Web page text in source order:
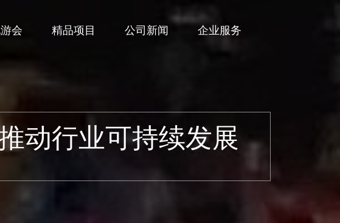
会 精品项目 公司新闻 企业服务
动行业可持续发展